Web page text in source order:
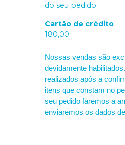
do seu pedido.
Cartão de crédito -
180,00.
Nossas vendas são
devidamente
realizados após a
itens que constam no
seu pedido faremos a
enviaremos os dados